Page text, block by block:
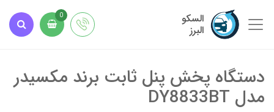
السکو
البرز
0
دستگاه پخش پنل ثابت برند مکسیدر
مدل DY8833BT